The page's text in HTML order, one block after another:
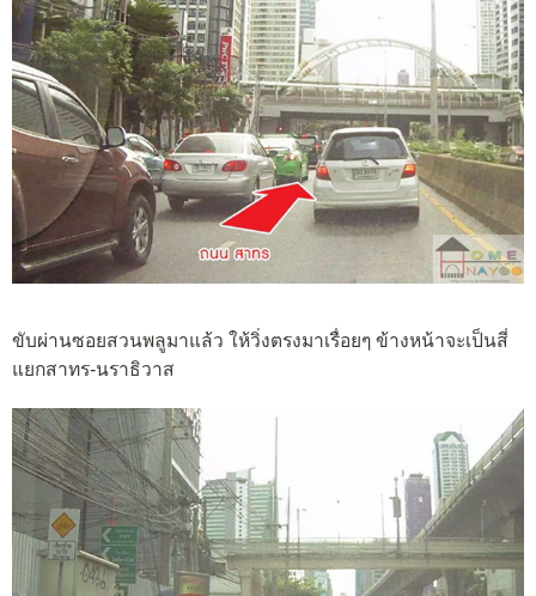
ขับผ่านซอยสวนพลูมาแล้ว ให้วิ่งตรงมาเรื่อยๆ ข้างหน้าจะเป็นสี่
แยกสาทร-นราธิวาส